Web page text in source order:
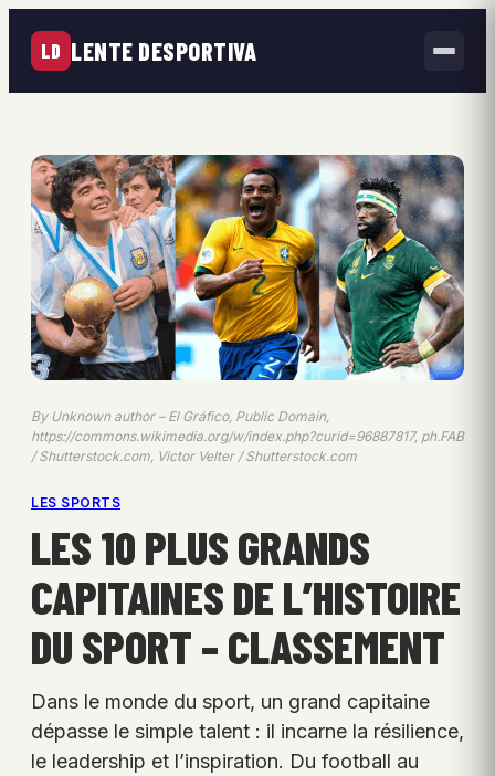
LD LENTE DESPORTIVA
By Unknown author – El Gráfico, Public Domain,
https://commons.wikimedia.org/w/index.php?curid=96887817, ph.FAB
/ Shutterstock.com, Victor Velter / Shutterstock.com
LES SPORTS
LES 10 PLUS GRANDS
CAPITAINES DE L’HISTOIRE
DU SPORT – CLASSEMENT
Dans le monde du sport, un grand capitaine
dépasse le simple talent : il incarne la résilience,
le leadership et l’inspiration. Du football au